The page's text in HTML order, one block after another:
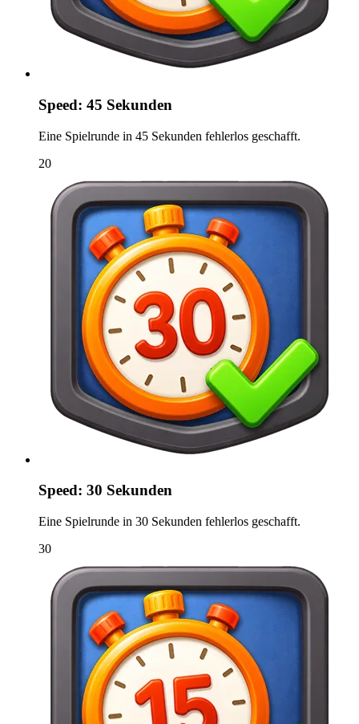
Speed: 45 Sekunden
Eine Spielrunde in 45 Sekunden fehlerlos geschafft.
20
Speed: 30 Sekunden
Eine Spielrunde in 30 Sekunden fehlerlos geschafft.
30